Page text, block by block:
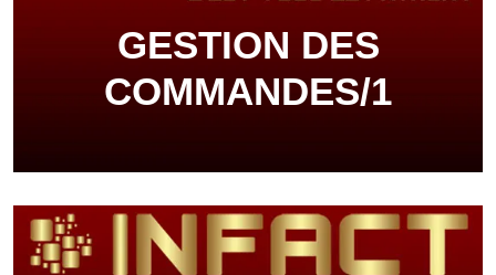
GESTION DES
COMMANDES/1